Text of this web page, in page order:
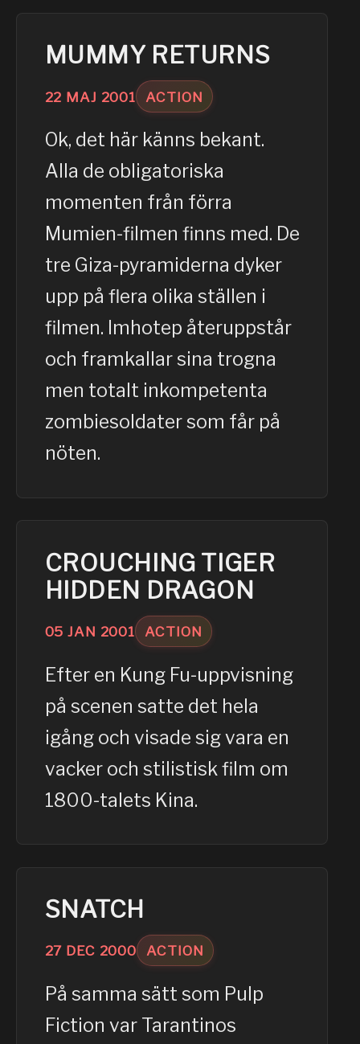
MUMMY RETURNS
22 MAJ 2001 ACTION
Ok, det här känns bekant.
Alla de obligatoriska
momenten från förra
Mumien-filmen finns med. De
tre Giza-pyramiderna dyker
upp på flera olika ställen i
filmen. Imhotep återuppstår
och framkallar sina trogna
men totalt inkompetenta
zombiesoldater som får på
nöten.
CROUCHING TIGER
HIDDEN DRAGON
05 JAN 2001 ACTION
Efter en Kung Fu-uppvisning
på scenen satte det hela
igång och visade sig vara en
vacker och stilistisk film om
1800-talets Kina.
SNATCH
27 DEC 2000 ACTION
På samma sätt som Pulp
Fiction var Tarantinos